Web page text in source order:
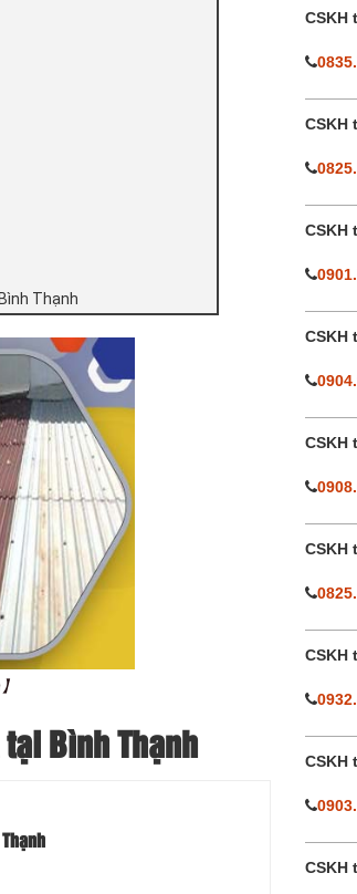
Thạnh
Bình Thạnh
CSKH
CSKH
CSKH
CSKH
CSKH
CSKH
CSKH
CSKH
CSKH